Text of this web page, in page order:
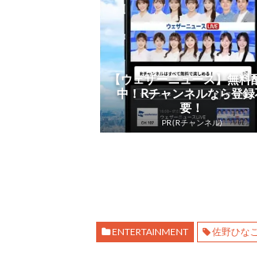
【ウェザーニュース】無料
中！Rチャンネルなら登
要！
PR(Rチャンネル)
ENTERTAINMENT 佐野ひなこ